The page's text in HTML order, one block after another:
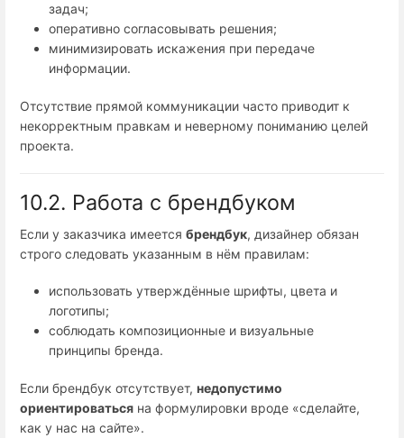
задач;
оперативно согласовывать решения;
минимизировать искажения при передаче
информации.
Отсутствие прямой коммуникации часто приводит к
некорректным правкам и неверному пониманию целей
проекта.
10.2. Работа с брендбуком
Если у заказчика имеется брендбук, дизайнер обязан
строго следовать указанным в нём правилам:
использовать утверждённые шрифты, цвета и
логотипы;
соблюдать композиционные и визуальные
принципы бренда.
Если брендбук отсутствует, недопустимо
ориентироваться на формулировки вроде «сделайте,
как у нас на сайте».